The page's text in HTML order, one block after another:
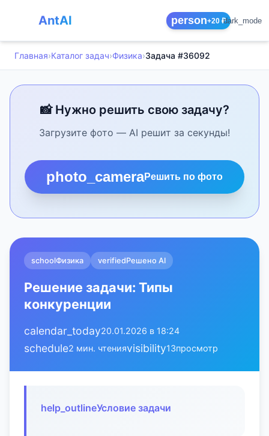
AntAI person+20 ₽dark_mode
Главная›Каталог задач›Физика›Задача #36092
📸 Нужно решить свою задачу?
Загрузите фото — AI решит за секунды!
photo_cameraРешить по фото
schoolФизика verifiedРешено AI
Решение задачи: Типы
конкуренции
calendar_today20.01.2026 в 18:24
schedule2 мин. чтенияvisibility13просмотр
help_outlineУсловие задачи